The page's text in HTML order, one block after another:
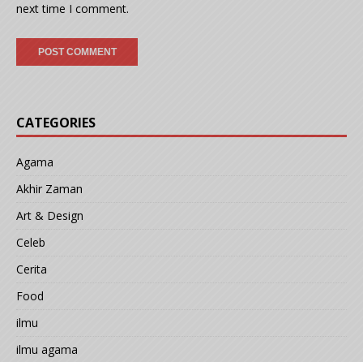
next time I comment.
CATEGORIES
Agama
Akhir Zaman
Art & Design
Celeb
Cerita
Food
ilmu
ilmu agama